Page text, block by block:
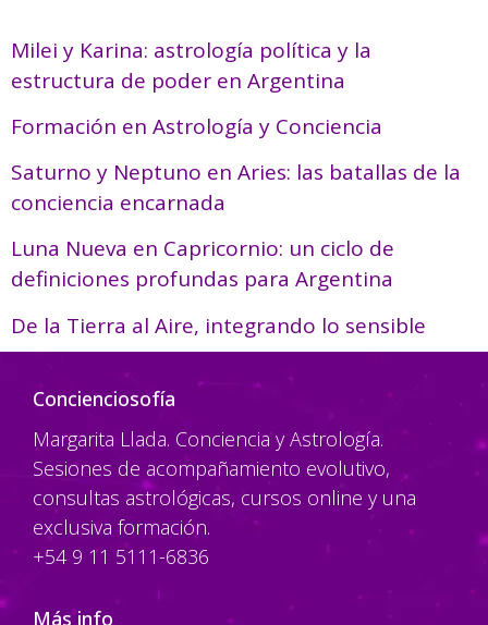
Milei y Karina: astrología política y la
estructura de poder en Argentina
Formación en Astrología y Conciencia
Saturno y Neptuno en Aries: las batallas de la
conciencia encarnada
Luna Nueva en Capricornio: un ciclo de
definiciones profundas para Argentina
De la Tierra al Aire, integrando lo sensible
Concienciosofía
Margarita Llada. Conciencia y Astrología.
Sesiones de acompañamiento evolutivo,
consultas astrológicas, cursos online y una
exclusiva formación.
+54 9 11 5111-6836
Más info